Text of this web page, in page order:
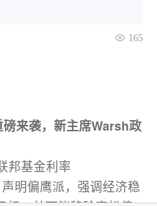
165
来袭，新主席Warsh政
邦基金利率
明偏鹰派，强调经济稳